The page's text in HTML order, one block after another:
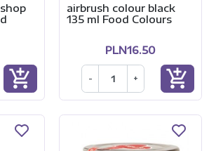
add_shopping_cart
airbrush colour black
135 ml Food Colours
PLN16.50
- + add_shopping_cart